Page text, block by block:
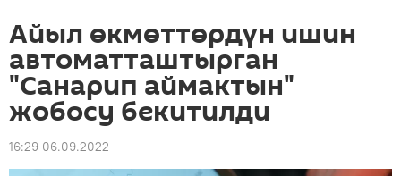
Айыл өкмөттөрдүн ишин
автоматташтырган
"Санарип аймактын"
жобосу бекитилди
16:29 06.09.2022